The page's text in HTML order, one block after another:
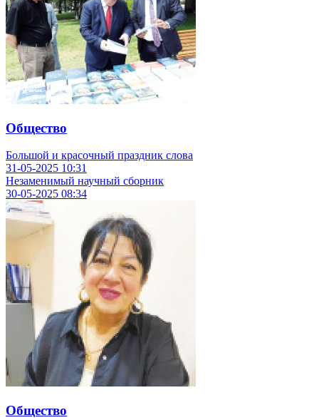
Общество
Большой и красочный праздник слова
31-05-2025 10:31
Незаменимый научный сборник
30-05-2025 08:34
Общество